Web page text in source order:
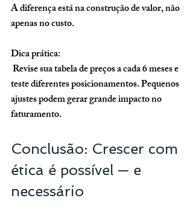
A diferença está na construção de valor, não
apenas no custo.
Dica prática:
Revise sua tabela de preços a cada 6 meses e
teste diferentes posicionamentos. Pequenos
ajustes podem gerar grande impacto no
faturamento.
Conclusão: Crescer com
ética é possível — e
necessário